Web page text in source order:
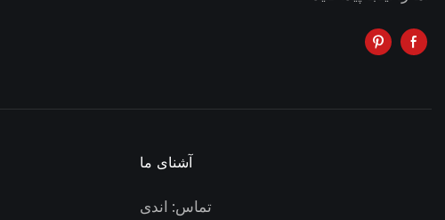
آشنای ما
تماس: اندی